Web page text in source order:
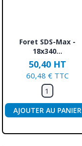
Aperçu rapide
Foret SDS-Max -
18x340...
50,40 HT
60,48 € TTC
AJOUTER AU PANIER